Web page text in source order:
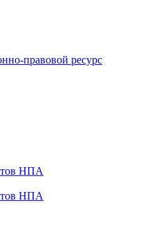
правовой ресурс
НПА
НПА